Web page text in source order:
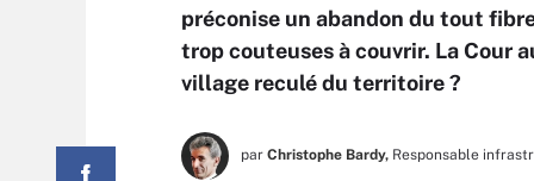
préconise un abandon du tout
trop couteuses à couvrir. La Cour
village reculé du territoire ?
par Christophe Bardy, Responsable